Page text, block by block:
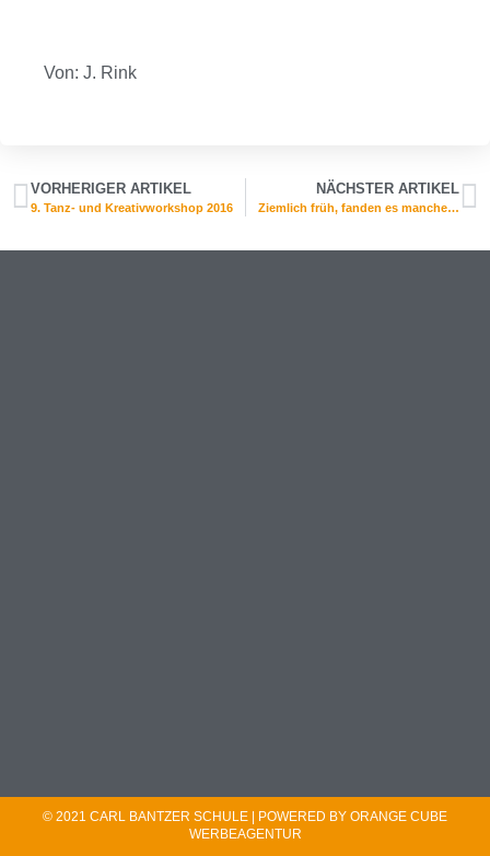
Von: J. Rink
VORHERIGER ARTIKEL
9. Tanz- und Kreativworkshop 2016
NÄCHSTER ARTIKEL
Ziemlich früh, fanden es manche…
© 2021 CARL BANTZER SCHULE | POWERED BY ORANGE CUBE
WERBEAGENTUR